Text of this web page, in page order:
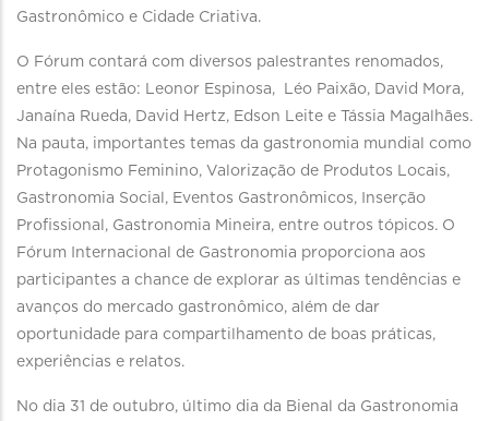
Gastronômico e Cidade Criativa.
O Fórum contará com diversos palestrantes renomados,
entre eles estão: Leonor Espinosa, Léo Paixão, David Mora,
Janaína Rueda, David Hertz, Edson Leite e Tássia Magalhães.
Na pauta, importantes temas da gastronomia mundial como
Protagonismo Feminino, Valorização de Produtos Locais,
Gastronomia Social, Eventos Gastronômicos, Inserção
Profissional, Gastronomia Mineira, entre outros tópicos. O
Fórum Internacional de Gastronomia proporciona aos
participantes a chance de explorar as últimas tendências e
avanços do mercado gastronômico, além de dar
oportunidade para compartilhamento de boas práticas,
experiências e relatos.
No dia 31 de outubro, último dia da Bienal da Gastronomia